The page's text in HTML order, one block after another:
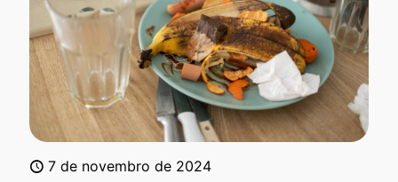
7 de novembro de 2024